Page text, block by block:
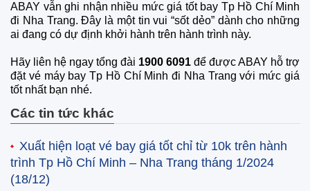
ABAY vẫn ghi nhận nhiều mức giá tốt bay Tp Hồ Chí Minh
đi Nha Trang. Đây là một tin vui “sốt dẻo” dành cho những
ai đang có dự định khởi hành trên hành trình này.
Hãy liên hệ ngay tổng đài 1900 6091 để được ABAY hỗ trợ
đặt vé máy bay Tp Hồ Chí Minh đi Nha Trang với mức giá
tốt nhất bạn nhé.
Các tin tức khác
Xuất hiện loạt vé bay giá tốt chỉ từ 10k trên hành
trình Tp Hồ Chí Minh – Nha Trang tháng 1/2024
(18/12)